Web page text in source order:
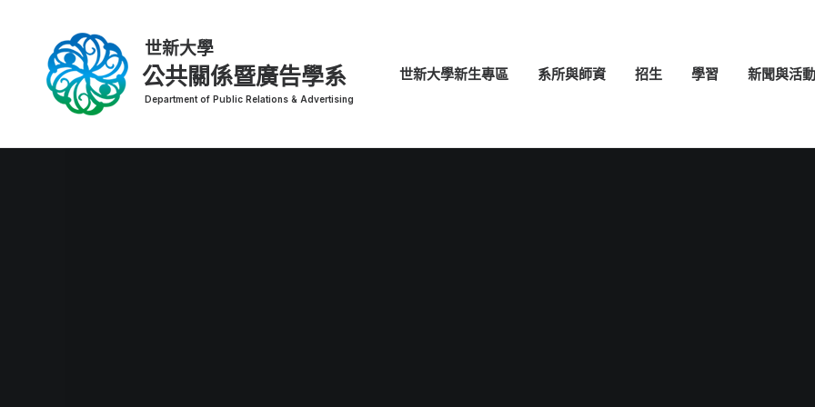
公共關係暨廣告學系 世新大學新生專區 系所與師資 招生 學習 新聞與活動